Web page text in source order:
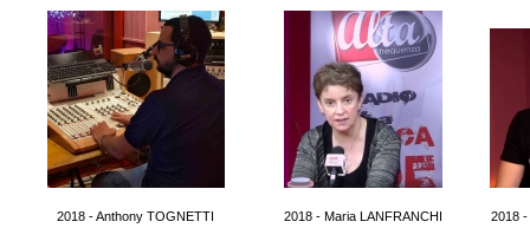
2018 - Anthony TOGNETTI 2018 - Maria LANFRANCHI 2018